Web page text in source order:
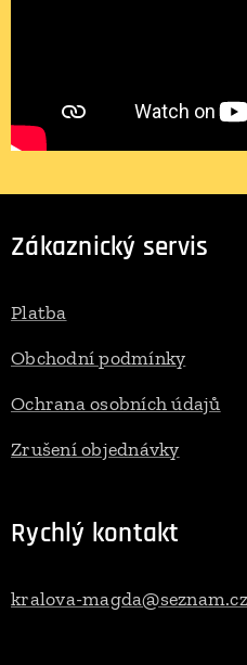
Zákaznický servis
Platba
Obchodní podmínky
Ochrana osobních údajů
Zrušení objednávky
Rychlý kontakt
kralova-magda@seznam.cz